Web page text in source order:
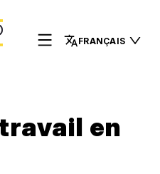
FRANÇAIS
en